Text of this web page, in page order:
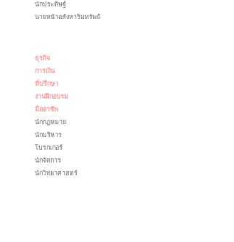
นักประดิษฐ์
นายหน้าอสังหาริมทรัพย์
ธุรกิจ
การเงิน
ที่ปรึกษา
งานฝึกอบรม
มืออาชีพ
นักกฏหมาย
นักบริหาร
โบรกเกอร์
นักจัดการ
นักวิทยาศาสตร์